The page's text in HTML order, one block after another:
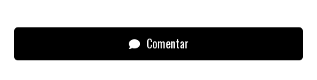
Comentar